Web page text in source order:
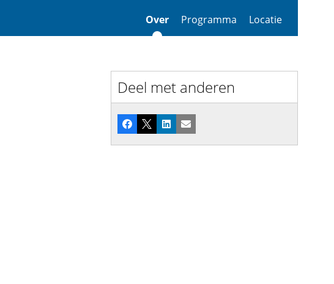
Over Programma Locatie
Deel met anderen
Facebook
X LinkedInE-mail